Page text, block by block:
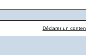
Déclarer un